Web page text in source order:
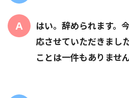
はい。辞められます。
応させていただきまし
ことは一件もありませ